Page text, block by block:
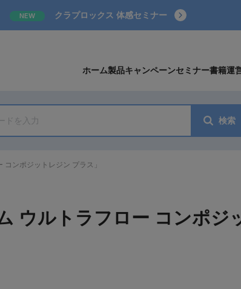
NEW クラプロックス 体感セミナー
ホーム製品キャンペーンセミナー書籍運
検索
ンポジットレジン プラス」
ウルトラフロー コンポジ